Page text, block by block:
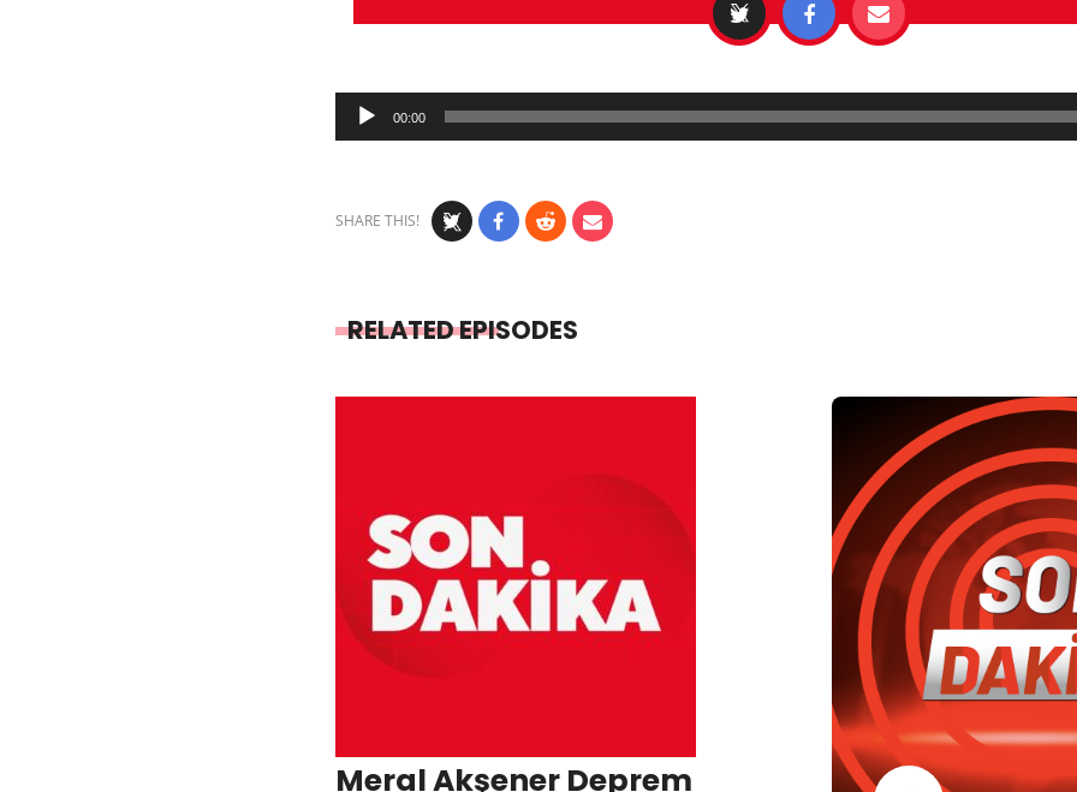
Audio
Player
00:00
SHARE THIS!
RELATED EPISODES
Meral Akşener Deprem